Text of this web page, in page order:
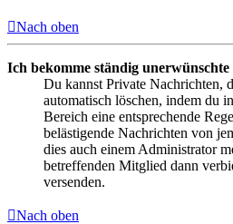
Nach oben
Ich bekomme ständig
Du kannst Private Nachrichten,
automatisch löschen, indem du
Bereich eine entsprechende
belästigende Nachrichten von
dies auch einem Administrator
betreffenden Mitglied dann
versenden.
Nach oben